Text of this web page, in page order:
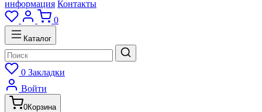
информация Контакты
0
Каталог
0 Закладки
Войти
0Корзина